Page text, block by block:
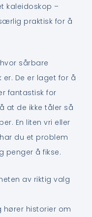
kaleidoskop –
praktisk for å
sårbare
er. De er laget for å
fantastisk for
at de ikke tåler så
En liten vri eller
du et problem
penger å fikse.
av riktig valg
hører historier om